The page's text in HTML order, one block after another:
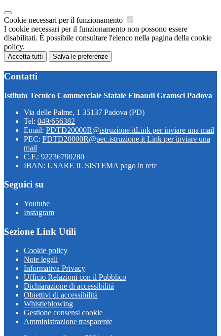
Cookie necessari per il funzionamento
I cookie necessari per il funzionamento non possono essere
disabilitati. È possibile consultare l'elenco nella pagina della cookie
policy.
Accetta tutti Salva le preferenze
Contatti
Istituto Tecnico Commerciale Statale Einaudi Gramsci Padova
Via delle Palme, 1 35137 Padova (PD)
Tel: 049/656382
Email: PDTD20000R@istruzione.itLink per inviare una mail
PEC: PDTD20000R@pec.istruzione.it Link per inviare una
mail
C.F.: 92236790280
IBAN: USARE IL SISTEMA pago in rete
Seguici su
Youtube
Instagram
Sezione Link Utili
Cookie policy
Note legali
Informativa Privacy
Ufficio Relazioni con il Pubblico
Dichiarazione di accessibilità
Obiettivi di accessibilità
Whistleblowing
Gestione consensi cookie
Amministrazione trasparente